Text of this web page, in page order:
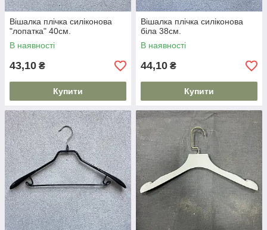
Вішалка плічка силіконова
"лопатка" 40см.
В наявності
43,10 ₴
Купити
Вішалка плічка силіконова
біла 38см.
В наявності
44,10 ₴
Купити